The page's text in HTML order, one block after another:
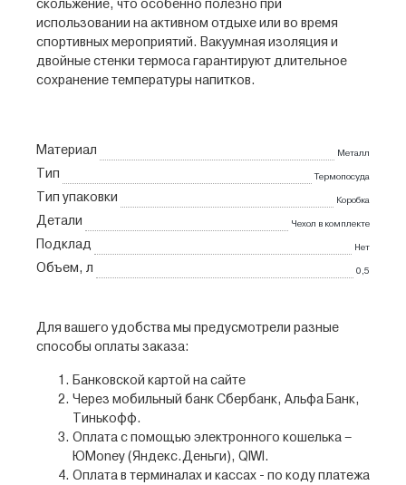
скольжение, что особенно полезно при
использовании на активном отдыхе или во время
спортивных мероприятий. Вакуумная изоляция и
двойные стенки термоса гарантируют длительное
сохранение температуры напитков.
Материал Металл
Тип Термопосуда
Тип упаковки Коробка
Детали Чехол в комплекте
Подклад Нет
Объем, л 0,5
Для вашего удобства мы предусмотрели разные
способы оплаты заказа:
Банковской картой на сайте
Через мобильный банк Сбербанк, Альфа Банк,
Тинькофф.
Оплата с помощью электронного кошелька –
ЮMoney (Яндекс.Деньги), QIWI.
Оплата в терминалах и кассах - по коду платежа